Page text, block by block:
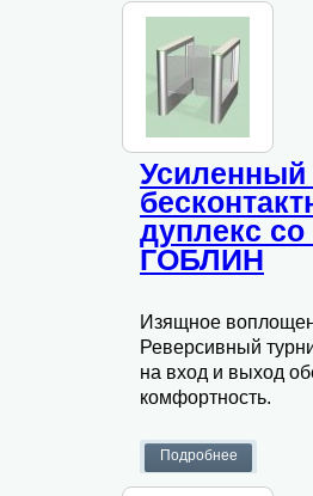
Усиленный
дуплекс
ГОБЛИН
Изящное
Реверсивный
на вход и выход
комфортность.